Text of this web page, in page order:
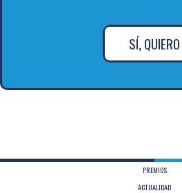
SÍ, QUIERO
PREMIOS
ACTUALIDAD